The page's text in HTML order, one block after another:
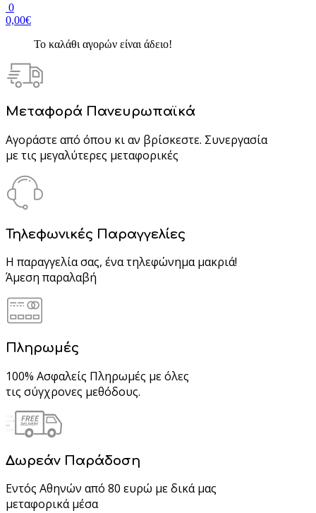
0
0,00€
Το καλάθι αγορών είναι άδειο!
Μεταφορά Πανευρωπαϊκά
Αγοράστε από όπου κι αν βρίσκεστε. Συνεργασία
με τις μεγαλύτερες μεταφορικές
Τηλεφωνικές Παραγγελίες
Η παραγγελία σας, ένα τηλεφώνημα μακριά!
Άμεση παραλαβή
Πληρωμές
100% Ασφαλείς Πληρωμές με όλες
τις σύγχρονες μεθόδους.
Δωρεάν Παράδοση
Εντός Αθηνών από 80 ευρώ με δικά μας
μεταφορικά μέσα